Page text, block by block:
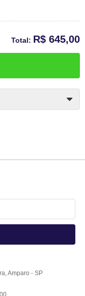
Total: R$ 645,00
Amparo - SP